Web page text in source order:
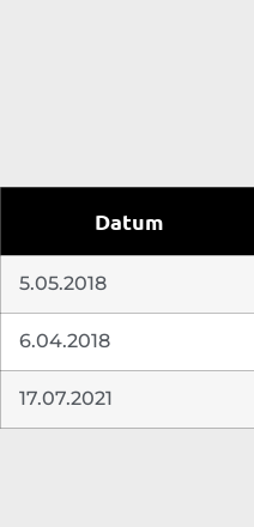
Datum
5.05.2018
6.04.2018
17.07.2021